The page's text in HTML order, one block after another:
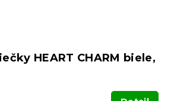
HEART CHARM biele,